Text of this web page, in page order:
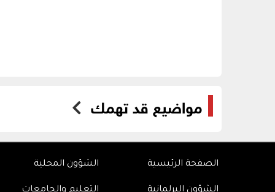
مواضيع قد تهمك
الصفحة الرئيسية الشؤون المحلية